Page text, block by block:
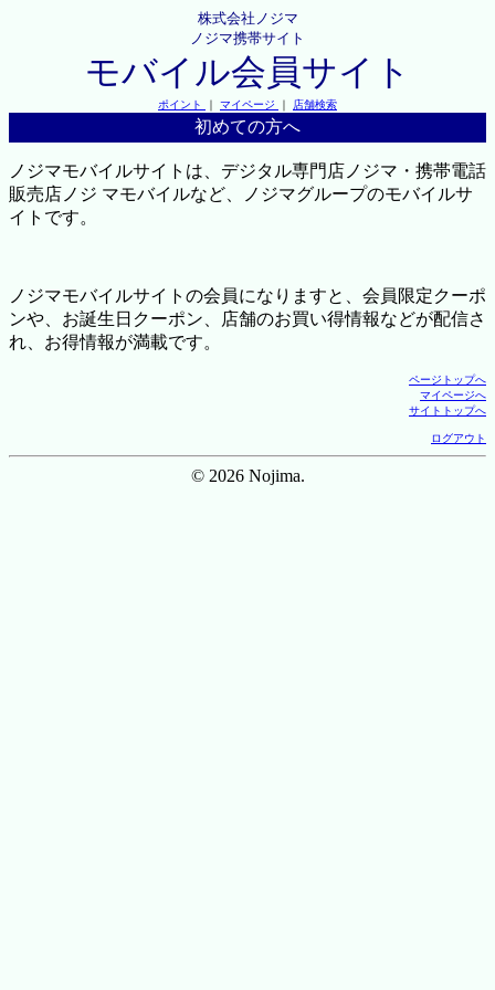
株式会社ノジマ
ノジマ携帯サイト
モバイル会員サイト
ポイント ｜ マイページ ｜ 店舗検索
初めての方へ
ノジマモバイルサイトは、デジタル専門店ノジマ・携帯電話
販売店ノジ マモバイルなど、ノジマグループのモバイルサ
イトです。
ノジマモバイルサイトの会員になりますと、会員限定クーポ
ンや、お誕生日クーポン、店舗のお買い得情報などが配信さ
れ、お得情報が満載です。
ページトップへ
マイページへ
サイトトップへ
ログアウト
© 2026 Nojima.